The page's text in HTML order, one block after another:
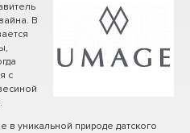
В
с
уникальной природе датского